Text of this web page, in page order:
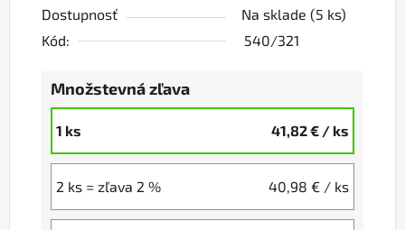
Dostupnosť Na sklade (5 ks)
Kód:
540/321
Množstevná zľava
1 ks 41,82 € / ks
2 ks = zľava 2 % 40,98 € / ks